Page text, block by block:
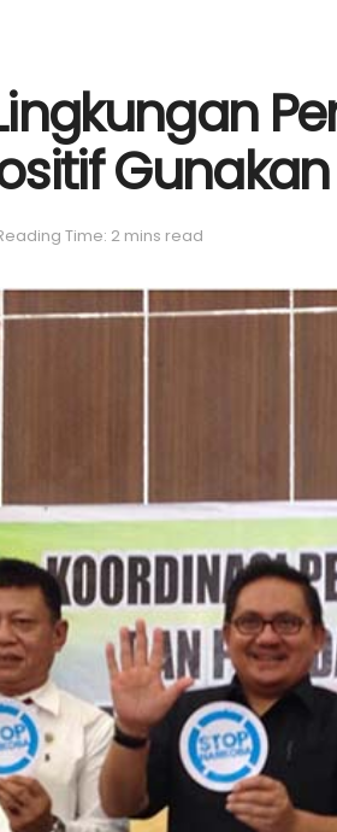
Time: 2 mins read